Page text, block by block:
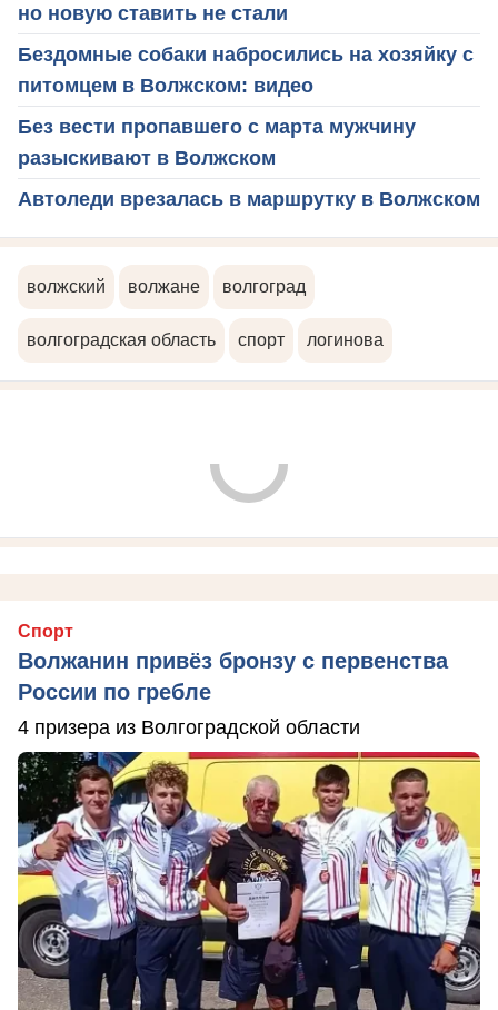
но новую ставить не стали
Бездомные собаки набросились на хозяйку с
питомцем в Волжском: видео
Без вести пропавшего с марта мужчину
разыскивают в Волжском
Автоледи врезалась в маршрутку в Волжском
волжский волжане волгоград
волгоградская область спорт логинова
Спорт
Волжанин привёз бронзу с первенства
России по гребле
4 призера из Волгоградской области